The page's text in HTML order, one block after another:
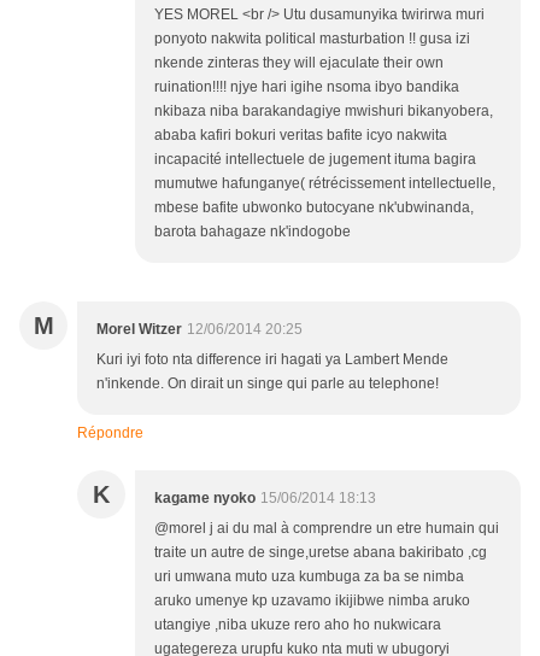
YES MOREL <br /> Utu dusamunyika twirirwa muri
ponyoto nakwita political masturbation !! gusa izi
nkende zinteras they will ejaculate their own
ruination!!!! njye hari igihe nsoma ibyo bandika
nkibaza niba barakandagiye mwishuri bikanyobera,
ababa kafiri bokuri veritas bafite icyo nakwita
incapacité intellectuele de jugement ituma bagira
mumutwe hafunganye( rétrécissement intellectuelle,
mbese bafite ubwonko butocyane nk'ubwinanda,
barota bahagaze nk'indogobe
M Morel Witzer 12/06/2014 20:25
Kuri iyi foto nta difference iri hagati ya Lambert Mende
n'inkende. On dirait un singe qui parle au telephone!
Répondre
K kagame nyoko 15/06/2014 18:13
@morel j ai du mal à comprendre un etre humain qui
traite un autre de singe,uretse abana bakiribato ,cg
uri umwana muto uza kumbuga za ba se nimba
aruko umenye kp uzavamo ikijibwe nimba aruko
utangiye ,niba ukuze rero aho ho nukwicara
ugategereza urupfu kuko nta muti w ubugoryi